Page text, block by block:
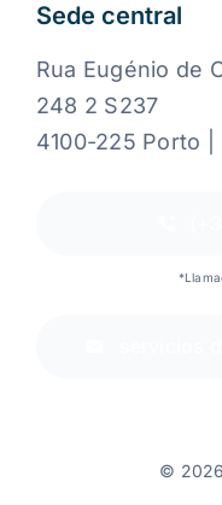
Sede central
Rua Eugénio de
248 2 S237
4100-225 Porto |
©